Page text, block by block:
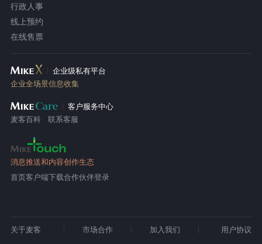
行政人事
线上预约
在线售票
企业级私有平台
企业全场景信息收集
客户服务中心
麦客百科
联系客服
消息推送和内容创作生态
首页客户端下载合作伙伴登录
关于麦客 市场合作 加入我们 用户协议